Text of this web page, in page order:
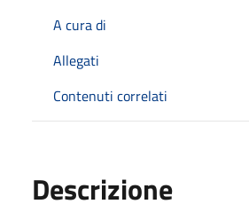
A cura di
Allegati
Contenuti correlati
Descrizione